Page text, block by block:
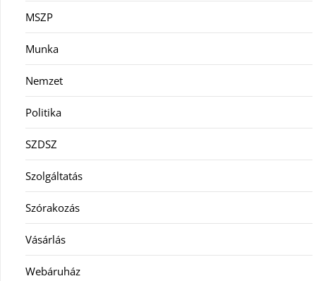
MSZP
Munka
Nemzet
Politika
SZDSZ
Szolgáltatás
Szórakozás
Vásárlás
Webáruház